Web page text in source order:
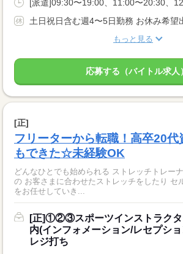
[派遣]09:30〜19:00、11:00〜20:30、
土日祝日含む週4〜5日勤務 お休み希望
もっと見る
応募する（バイトル求人）
[正]
フリーターから転職！高卒20代
もできた☆未経験OK
どんなひとでも始められる ストレッチトレー
の お客さまに合わせたストレッチをしたり セ
をお任せしていき...
[正]①②③スポーツインストラクタ
内(インフォメーション/レセプショ
レジ打ち